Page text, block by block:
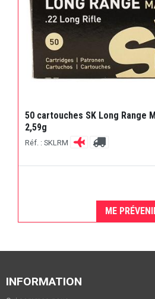
50 cartouches SK Long Range
2,59g
Réf. : SKLRM
ME
INFORMATION